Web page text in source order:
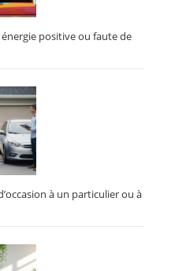
positive ou faute de
à un particulier ou à